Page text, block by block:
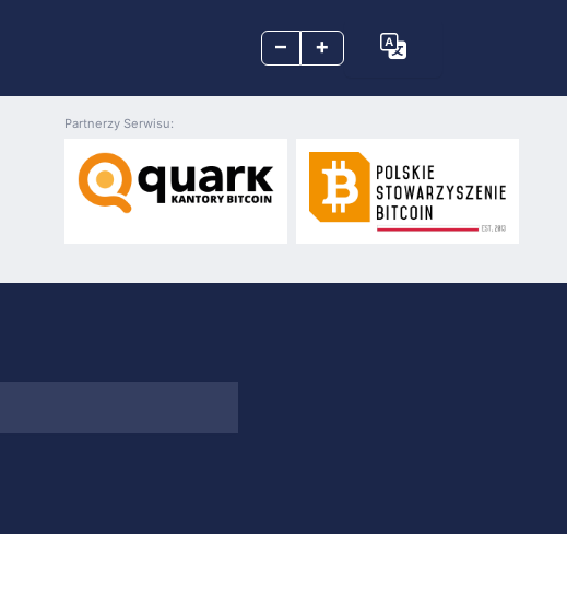
– +
Partnerzy Serwisu: